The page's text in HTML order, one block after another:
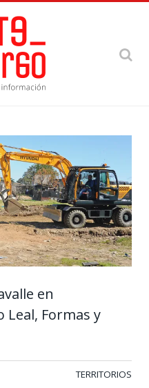
en
Leal, Formas y
TERRITORIOS